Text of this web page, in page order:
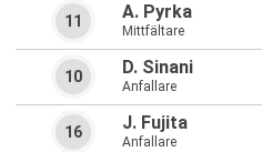
A. Pyrka
Mittfältare
11
D. Sinani
Anfallare
10
J. Fujita
Anfallare
16